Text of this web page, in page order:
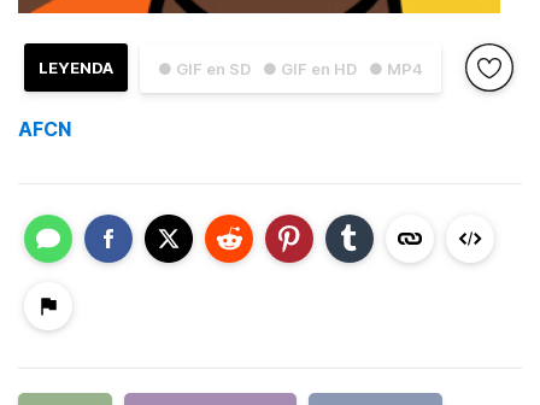
● GIF en SD ● GIF en HD ● MP4
LEYENDA
AFCN